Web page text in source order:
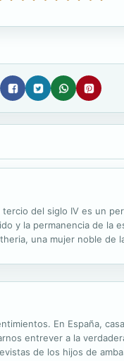
del siglo IV es un
y la permanencia de la
una mujer noble de
En España,
entrever a la
de los hijos de